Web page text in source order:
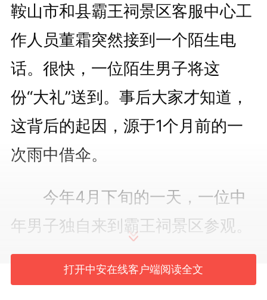
鞍山市和县霸王祠景区客服中心工
作人员董霜突然接到一个陌生电
话。很快，一位陌生男子将这
份“大礼”送到。事后大家才知道，
这背后的起因，源于1个月前的一
次雨中借伞。
今年4月下旬的一天，一位中
年男子独自来到霸王祠景区参观。
不料参观快结束时，暴雨倾盆。男
子被困在景区游客中心，望着瓢泼
打开中安在线客户端阅读全文